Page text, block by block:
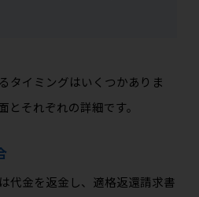
タイミングはいくつかありま
とそれぞれの詳細です。
代金を返金し、適格返還請求書